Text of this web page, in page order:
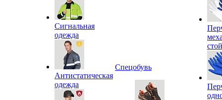
Сигнальная
одежда
Антистатическая
одежда
Спецобувь